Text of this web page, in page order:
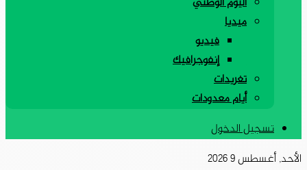
ميديا
فيديو
إنفوجرافيك
تغريدات
أيام معدودات
تسجيل الدخول
الأحد, أغسطس 9 2026